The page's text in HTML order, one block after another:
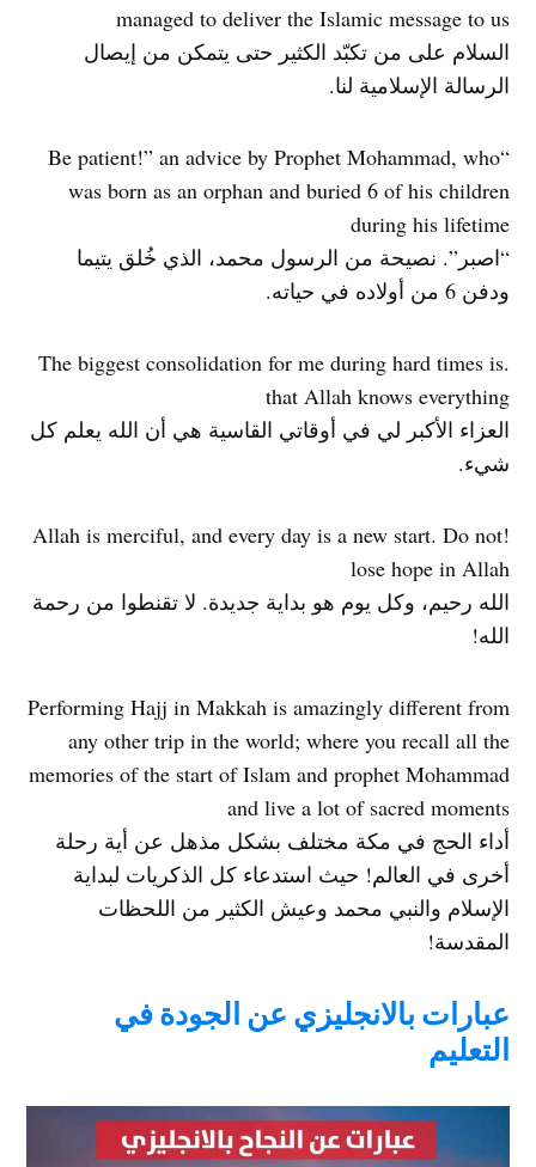
managed to deliver the Islamic message to us
السلام على من تكبّد الكثير حتى يتمكن من إيصال
الرسالة الإسلامية لنا.
“Be patient!” an advice by Prophet Mohammad, who
was born as an orphan and buried 6 of his children
during his lifetime
“اصبر”. نصيحة من الرسول محمد، الذي خُلق يتيما
ودفن 6 من أولاده في حياته.
.The biggest consolidation for me during hard times is
that Allah knows everything
العزاء الأكبر لي في أوقاتي القاسية هي أن الله يعلم كل
شيء.
!Allah is merciful, and every day is a new start. Do not
lose hope in Allah
الله رحيم، وكل يوم هو بداية جديدة. لا تقنطوا من رحمة
الله!
Performing Hajj in Makkah is amazingly different from
any other trip in the world; where you recall all the
memories of the start of Islam and prophet Mohammad
and live a lot of sacred moments
أداء الحج في مكة مختلف بشكل مذهل عن أية رحلة
أخرى في العالم! حيث استدعاء كل الذكريات لبداية
الإسلام والنبي محمد وعيش الكثير من اللحظات
المقدسة!
عبارات بالانجليزي عن الجودة في
التعليم